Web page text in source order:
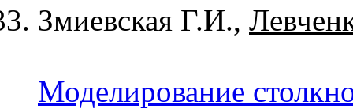
Змиевская Г.И.,
Моделирование